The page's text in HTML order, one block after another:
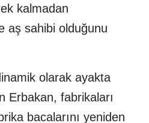
kalmadan
aş sahibi olduğunu
olarak ayakta
Erbakan, fabrikaları
bacalarını yeniden